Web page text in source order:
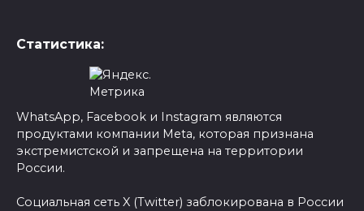
Статистика:
WhatsApp, Facebook и Instagram являются
продуктами компании Meta, которая признана
экстремистской и запрещена на территории
России.
Социальная сеть X (Twitter) заблокирована в России